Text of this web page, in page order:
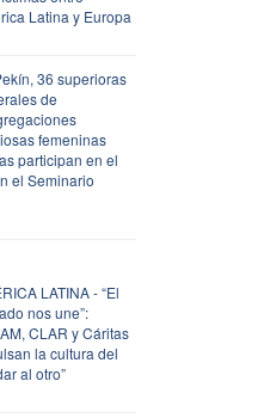
Latina y Europa
36 superioras
de
femeninas
participan en el
el Seminario
LATINA - “El
nos une”:
CLAR y Cáritas
la cultura del
al otro”